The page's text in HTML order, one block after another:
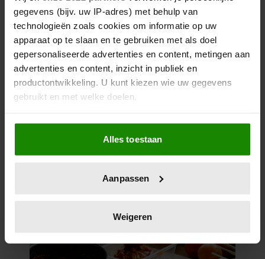
gegevens (bijv. uw IP-adres) met behulp van
technologieën zoals cookies om informatie op uw
apparaat op te slaan en te gebruiken met als doel
gepersonaliseerde advertenties en content, metingen aan
advertenties en content, inzicht in publiek en
productontwikkeling. U kunt kiezen wie uw gegevens
gebruikt en met welke doelen.
Als u het toestaat, willen we ook graag:
Informatie verzamelen over uw geografische
locatie, die tot een paar meter nauwkeurig kan zijn
scannen op specifieke eigenschappen (fingerprinting)
verwerkt en stel uw voorkeuren in het
intrekken in de Cookieverklaring.
Alles toestaan
Aanpassen
Weigeren